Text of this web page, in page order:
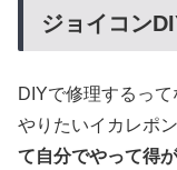
ジョイコン
DIYで修理するっ
やりたいイカレポ
て自分でやって得が